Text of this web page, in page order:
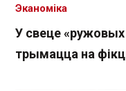
У свеце «ружовых
трымацца на
Эканоміка